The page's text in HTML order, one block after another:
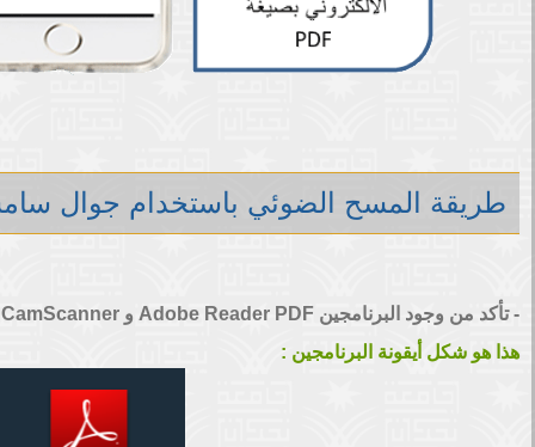
طريقة المسح الضوئي باستخدام جوال
- تأكد من وجود البرنامجين Adobe Reader PDF و CamScanner على جهازك. فإذا لم يكون موجودين قم بتحميلهم من سوق Play .
هذا هو شكل أيقونة البرنامجين :